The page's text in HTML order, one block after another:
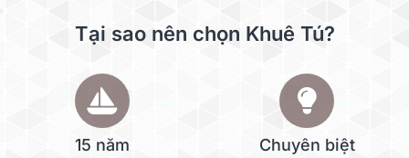
Tại sao nên chọn Khuê Tú?
15 năm Chuyên biệt